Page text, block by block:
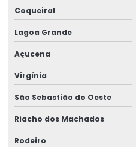
Coqueiral
Lagoa Grande
Açucena
Virgínia
São Sebastião do Oeste
Riacho dos Machados
Rodeiro